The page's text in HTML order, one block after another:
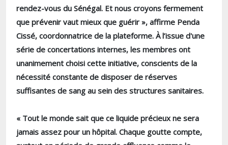
rendez-vous du Sénégal. Et nous croyons fermement
que prévenir vaut mieux que guérir », affirme Penda
Cissé, coordonnatrice de la plateforme. À l’issue d'une
série de concertations internes, les membres ont
unanimement choisi cette initiative, conscients de la
nécessité constante de disposer de réserves
suffisantes de sang au sein des structures sanitaires.
« Tout le monde sait que ce liquide précieux ne sera
jamais assez pour un hôpital. Chaque goutte compte,